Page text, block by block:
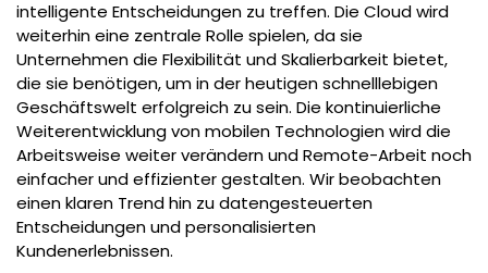
intelligente Entscheidungen zu treffen. Die Cloud wird
weiterhin eine zentrale Rolle spielen, da sie
Unternehmen die Flexibilität und Skalierbarkeit bietet,
die sie benötigen, um in der heutigen schnelllebigen
Geschäftswelt erfolgreich zu sein. Die kontinuierliche
Weiterentwicklung von mobilen Technologien wird die
Arbeitsweise weiter verändern und Remote-Arbeit noch
einfacher und effizienter gestalten. Wir beobachten
einen klaren Trend hin zu datengesteuerten
Entscheidungen und personalisierten
Kundenerlebnissen.